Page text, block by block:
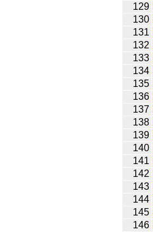
129
130
131
132
133
134
135
136
137
138
139
140
141
142
143
144
145
146